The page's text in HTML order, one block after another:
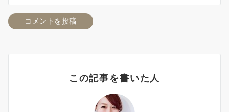
この記事を書いた人